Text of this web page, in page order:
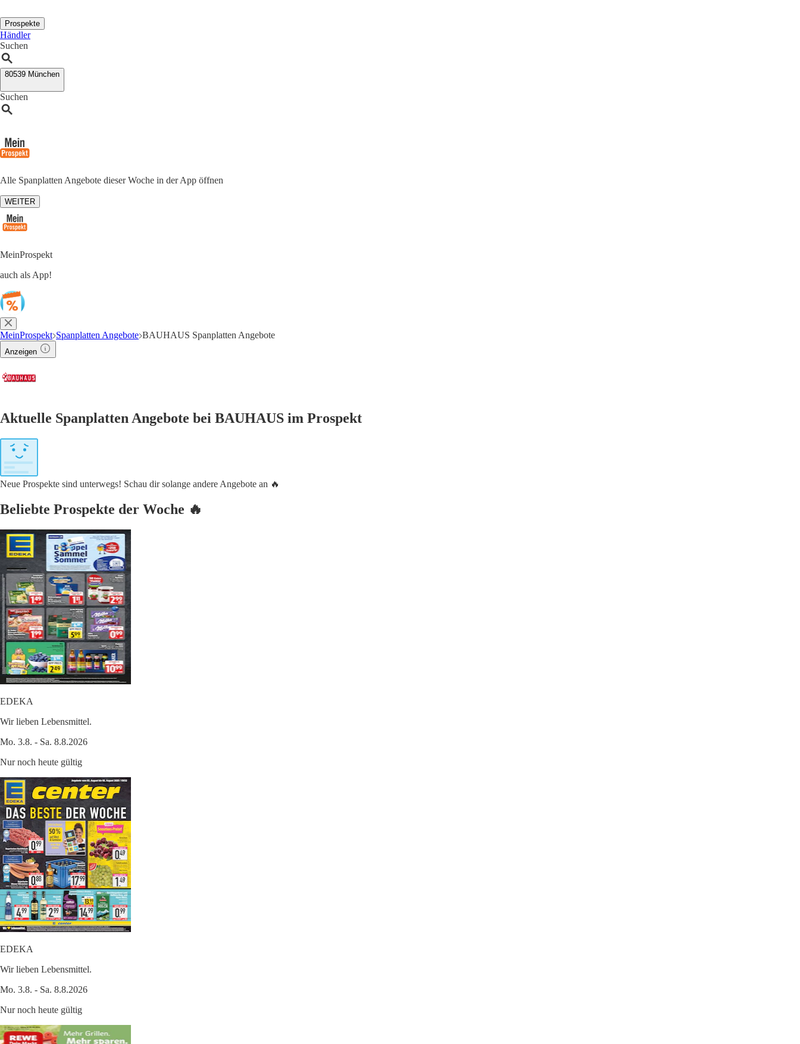
Prospekte
Händler
Suchen
80539 München
Suchen
Alle Spanplatten Angebote dieser Woche in der App öffnen
WEITER
MeinProspekt
auch als App!
MeinProspekt Spanplatten Angebote BAUHAUS Spanplatten Angebote
Anzeigen
Aktuelle Spanplatten Angebote bei BAUHAUS im Prospekt
Neue Prospekte sind unterwegs! Schau dir solange andere Angebote an 🔥
Beliebte Prospekte der Woche 🔥
EDEKA
Wir lieben Lebensmittel.
Mo. 3.8. - Sa. 8.8.2026
Nur noch heute gültig
EDEKA
Wir lieben Lebensmittel.
Mo. 3.8. - Sa. 8.8.2026
Nur noch heute gültig